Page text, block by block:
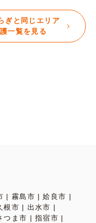
ぎと同じエリア
一覧を見る
霧島市
姶良市
根市
出水市
つま市
指宿市